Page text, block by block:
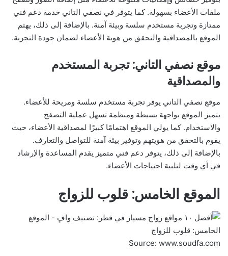
ملفات الأعضاء بسهولة. كما يتوفر في نصفي التاني خدمة دعم فني
ممتازة وتجربة مستخدم سلسة وبيئة آمنة. بالإضافة إلى ذلك، يهتم
الموقع بالمصداقية والتحقق من هوية الأعضاء لضمان جودة التجربة.
موقع نصفي التاني: تجربة المستخدم
والمصداقية
موقع نصفي التاني يوفر تجربة مستخدم سلسة ومريحة للأعضاء.
يتميز الموقع بواجهة بسيطة ومنظمة تسهل عملية التصفح
والاستخدام. كما يولي الموقع اهتمامًا كبيرًا لمصداقية الأعضاء، حيث
يقوم بالتحقق من هويتهم وتوفير بيئة آمنة للتواصل والتعارف.
بالإضافة إلى ذلك، يتوفر دعم فني متميز يقدم المساعدة والإرشاد
في أي وقت لتلبية احتياجات الأعضاء.
الموقع الخامس: قلوب للزواج
Source: www.soudfa.com